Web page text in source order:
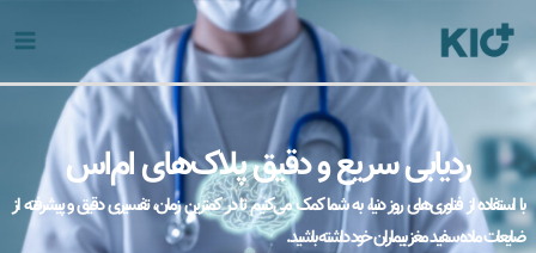
به
محتوا
ردیابی سریع و دقیق پلاک‌های ام‌اس
با استفاده از فناوری‌های روز دنیا، به شما کمک می‌کنیم تا در کمترین زمان، تفسیری دقیق و پیشرفته از
ضایعات ماده سفید مغز بیماران خود داشته باشید.